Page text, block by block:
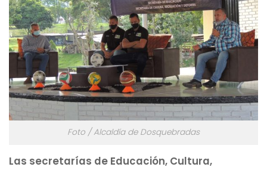
Foto / Alcaldía de Dosquebradas
Las secretarías de Educación, Cultura,